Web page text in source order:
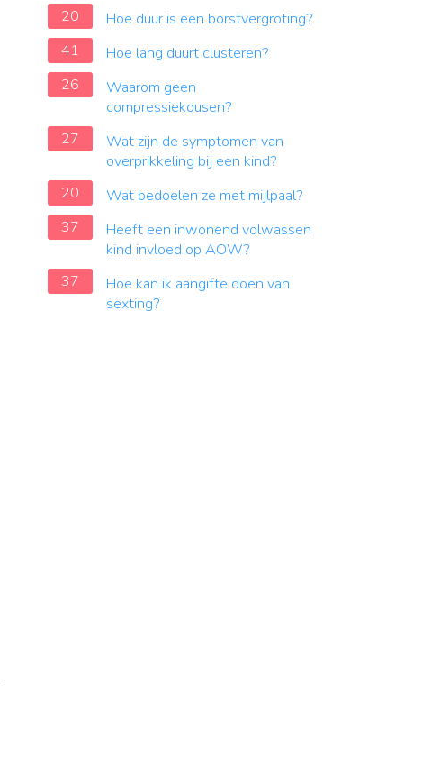
20
Hoe duur is een borstvergroting?
41
Hoe lang duurt clusteren?
26
Waarom geen
compressiekousen?
27
Wat zijn de symptomen van
overprikkeling bij een kind?
20
Wat bedoelen ze met mijlpaal?
37
Heeft een inwonend volwassen
kind invloed op AOW?
37
Hoe kan ik aangifte doen van
sexting?